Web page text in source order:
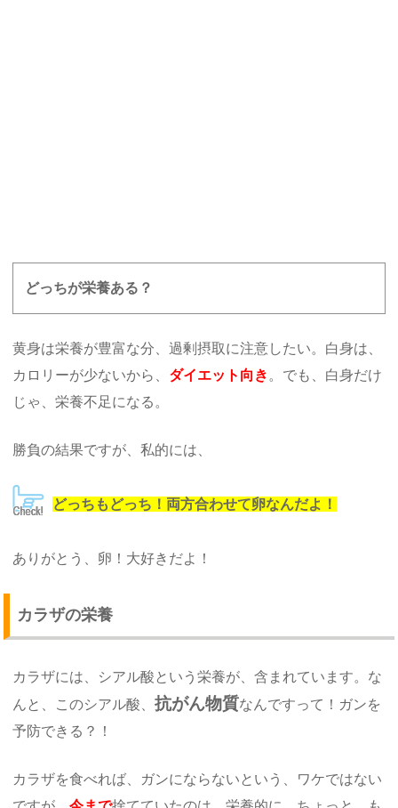
どっちが栄養ある？
黄身は栄養が豊富な分、過剰摂取に注意したい。白身は、
カロリーが少ないから、 ダイエット向き 。でも、白身だけ
じゃ、栄養不足になる。
勝負の結果ですが、私的には、
どっちもどっち！両方合わせて卵なんだよ！
ありがとう、卵！大好きだよ！
カラザの栄養
カラザには、シアル酸という栄養が、含まれています。な
んと、このシアル酸、抗がん物質なんですって！ガンを
予防できる？！
カラザを食べれば、ガンにならないという、ワケではない